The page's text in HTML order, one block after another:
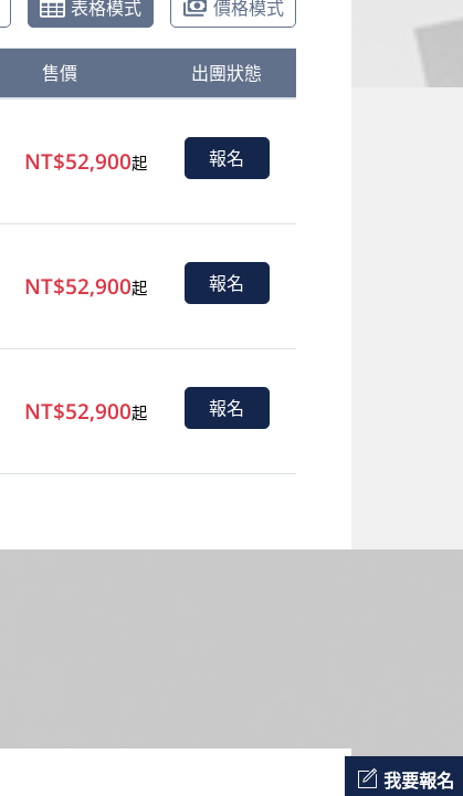
我要報名
表格模式 價格模式
售價 出團狀態
NT$52,900起 報名
NT$52,900起 報名
NT$52,900起 報名